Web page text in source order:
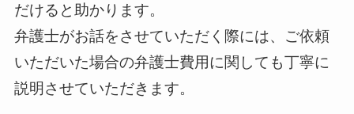
だけると助かります。
弁護士がお話をさせていただく際には、ご依頼
いただいた場合の弁護士費用に関しても丁寧に
説明させていただきます。